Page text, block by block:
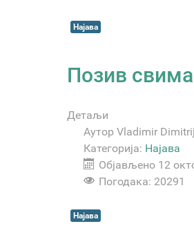
Најава
Позив
Детаљи
Аутор Vladimir
Категорија: Најава
Објављено 12
Погодака: 20291
Најава